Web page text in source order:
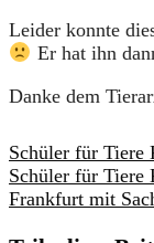
Leider konnte
Er hat ihn
Danke dem
Schüler für Tiere
Schüler für Tiere
Frankfurt mit